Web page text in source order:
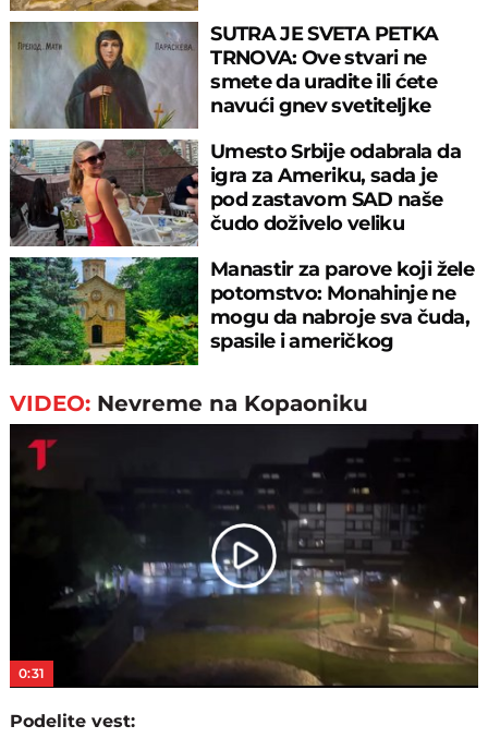
SUTRA JE SVETA PETKA
TRNOVA: Ove stvari ne
smete da uradite ili ćete
navući gnev svetiteljke
Umesto Srbije odabrala da
igra za Ameriku, sada je
pod zastavom SAD naše
čudo doživelo veliku
Manastir za parove koji žele
potomstvo: Monahinje ne
mogu da nabroje sva čuda,
spasile i američkog
VIDEO: Nevreme na Kopaoniku
Play
Video
0:31
Podelite vest: